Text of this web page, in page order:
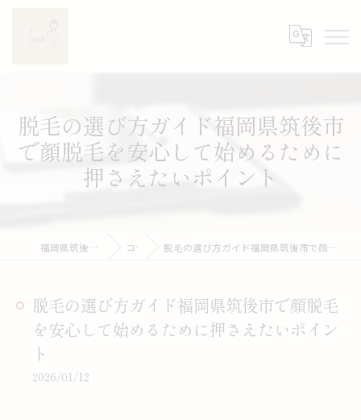
脱毛の選び方ガイド福岡県筑後市
で顔脱毛を安心して始めるために
押さえたいポイント
福岡県筑後のエステならLuce コラム 脱毛の選び方ガイド福岡県筑後市で顔脱毛を安心して始めるために押さえたいポイント
脱毛の選び方ガイド福岡県筑後市で顔脱毛
を安心して始めるために押さえたいポイン
ト
2026/01/12